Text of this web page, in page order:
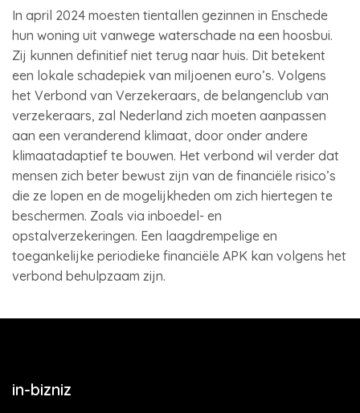
In april 2024 moesten tientallen gezinnen in Enschede
hun woning uit vanwege waterschade na een hoosbui.
Zij kunnen definitief niet terug naar huis. Dit betekent
een lokale schadepiek van miljoenen euro’s. Volgens
het Verbond van Verzekeraars, de belangenclub van
verzekeraars, zal Nederland zich moeten aanpassen
aan een veranderend klimaat, door onder andere
klimaatadaptief te bouwen. Het verbond wil verder dat
mensen zich beter bewust zijn van de financiële risico’s
die ze lopen en de mogelijkheden om zich hiertegen te
beschermen. Zoals via inboedel- en
opstalverzekeringen. Een laagdrempelige en
toegankelijke periodieke financiële APK kan volgens het
verbond behulpzaam zijn.
in-bizniz